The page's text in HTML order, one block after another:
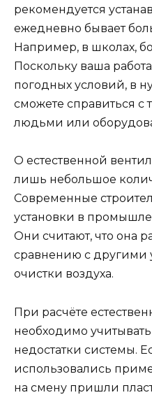
рекомендуется
ежедневно бывает
Например, в школах,
Поскольку ваша
погодных условий, в
сможете справиться
людьми или
О естественной
лишь небольшое
Современные
установки в
Они считают, что она
сравнению с другими
очистки воздуха.
При расчёте
необходимо
недостатки системы.
использовались
на смену пришли